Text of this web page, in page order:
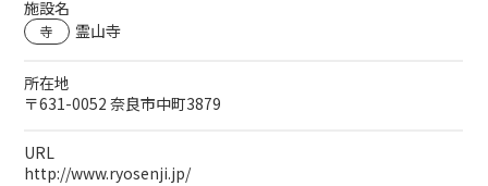
施設名
寺 霊山寺
所在地
〒631-0052 奈良市中町3879
URL
http://www.ryosenji.jp/